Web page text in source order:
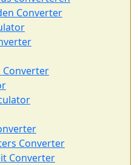
Converter
Converter
Converter
Converter